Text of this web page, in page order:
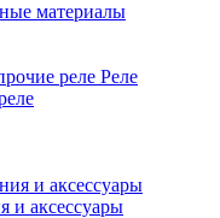
материалы
Реле
и аксессуары